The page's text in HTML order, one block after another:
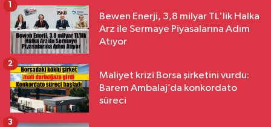
Bewen Enerji, 3,8 milyar TL'lik Halka
Arz ile Sermaye Piyasalarına Adım
Atıyor
1
Maliyet krizi Borsa şirketini vurdu:
Barem Ambalaj’da konkordato
süreci
2
3